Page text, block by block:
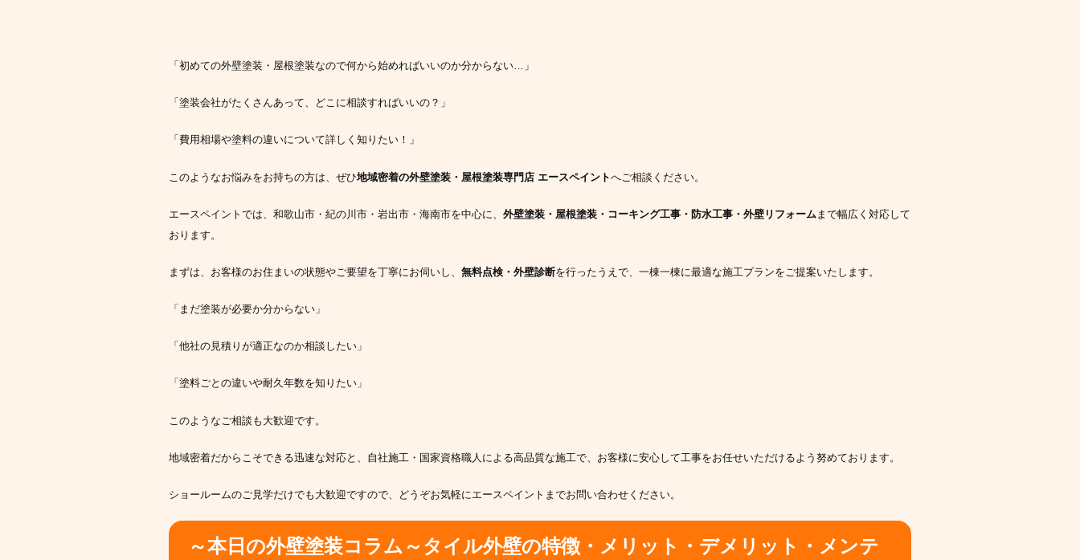
「初めての外壁塗装・屋根塗装なので何から始めればいいのか分からない…」
「塗装会社がたくさんあって、どこに相談すればいいの？」
「費用相場や塗料の違いについて詳しく知りたい！」
このようなお悩みをお持ちの方は、ぜひ地域密着の外壁塗装・屋根塗装専門店 エースペイントへご相談ください。
エースペイントでは、和歌山市・紀の川市・岩出市・海南市を中心に、 外壁塗装・屋根塗装・コーキング工事・防水工事・外壁リフォーム まで幅広く対応して
おります。
まずは、お客様のお住まいの状態やご要望を丁寧にお伺いし、 無料点検・外壁診断を行ったうえで、一棟一棟に最適な施工プランをご提案いたします。
「まだ塗装が必要か分からない」
「他社の見積りが適正なのか相談したい」
「塗料ごとの違いや耐久年数を知りたい」
このようなご相談も大歓迎です。
地域密着だからこそできる迅速な対応と、自社施工・国家資格職人による高品質な施工で、お客様に安心して工事をお任せいただけるよう努めております。
ショールームのご見学だけでも大歓迎ですので、どうぞお気軽にエースペイントまでお問い合わせください。
～本日の外壁塗装コラム～ タイル外壁の特徴・メリット・デメリット・メンテ